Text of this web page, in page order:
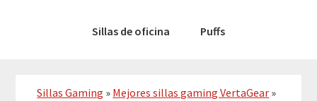
Sillas de oficina Puffs
Sillas Gaming » Mejores sillas gaming VertaGear »